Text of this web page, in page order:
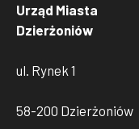
Urząd Miasta
Dzierżoniów
ul. Rynek 1
58-200 Dzierżoniów